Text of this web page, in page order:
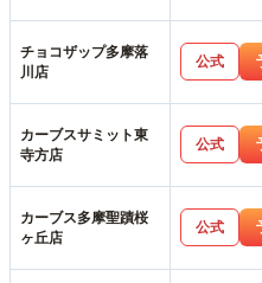
チョコザップ多摩落
川店
公式
カーブスサミット東
寺方店
公式
カーブス多摩聖蹟桜
ヶ丘店
公式